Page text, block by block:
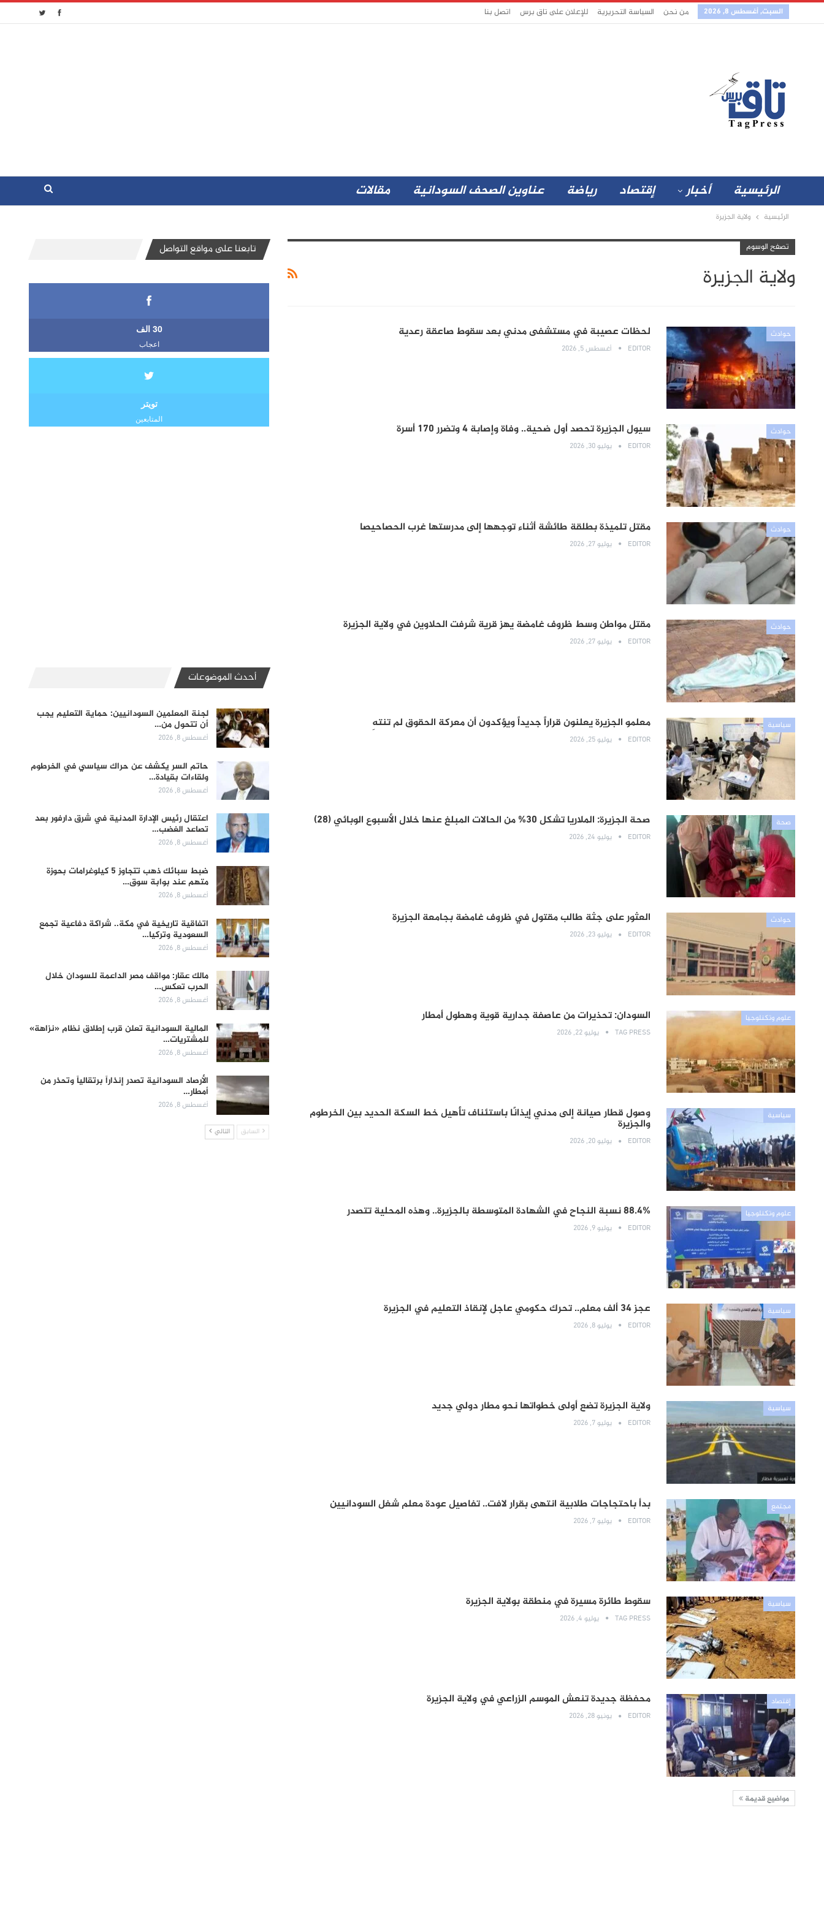
السبت, أغسطس 8, 2026 من نحن السياسة التحريرية للإعلان على تاق برس اتصل بنا
الرئيسية أخبار إقتصاد رياضة عناوين الصحف السودانية مقالات
الرئيسية ولاية الجزيرة
تصفح الوسوم
ولاية الجزيرة
حوادث لحظات عصيبة في مستشفى مدني بعد سقوط صاعقة رعدية
EDITOR أغسطس 5, 2026
حوادث سيول الجزيرة تحصد أول ضحية.. وفاة وإصابة 4 وتضرر 170 أسرة
EDITOR يوليو 30, 2026
حوادث مقتل تلميذة بطلقة طائشة أثناء توجهها إلى مدرستها غرب الحصاحيصا
EDITOR يوليو 27, 2026
حوادث مقتل مواطن وسط ظروف غامضة يهز قرية شرفت الحلاوين في ولاية الجزيرة
EDITOR يوليو 27, 2026
سياسية معلمو الجزيرة يعلنون قراراً جديداً ويؤكدون أن معركة الحقوق لم تنتهِ
EDITOR يوليو 25, 2026
صحة صحة الجزيرة: الملاريا تشكل 30% من الحالات المبلغ عنها خلال الأسبوع الوبائي (28)
EDITOR يوليو 24, 2026
حوادث العثور على جثة طالب مقتول في ظروف غامضة بجامعة الجزيرة
EDITOR يوليو 23, 2026
علوم وتكنلوجيا السودان: تحذيرات من عاصفة جدارية قوية وهطول أمطار
TAG PRESS يوليو 22, 2026
سياسية وصول قطار صيانة إلى مدني إيذانًا باستئناف تأهيل خط السكة الحديد بين الخرطوم
والجزيرة
EDITOR يوليو 20, 2026
علوم وتكنلوجيا 88.4% نسبة النجاح في الشهادة المتوسطة بالجزيرة.. وهذه المحلية تتصدر
EDITOR يوليو 9, 2026
سياسية عجز 34 ألف معلم.. تحرك حكومي عاجل لإنقاذ التعليم في الجزيرة
EDITOR يوليو 8, 2026
سياسية ولاية الجزيرة تضع أولى خطواتها نحو مطار دولي جديد
EDITOR يوليو 7, 2026
مجتمع بدأ باحتجاجات طلابية انتهى بقرار لافت.. تفاصيل عودة معلم شغل السودانيين
EDITOR يوليو 7, 2026
سياسية سقوط طائرة مسيرة في منطقة بولاية الجزيرة
TAG PRESS يوليو 4, 2026
إقتصاد محفظة جديدة تنعش الموسم الزراعي في ولاية الجزيرة
EDITOR يونيو 28, 2026
مواضيع قديمة
تابعنا على مواقع التواصل
30 الف
اعجاب
تويتر
المتابعين
أحدث الموضوعات
لجنة المعلمين السودانيين: حماية التعليم يجب
أن تتحول من…
أغسطس 8, 2026
حاتم السر يكشف عن حراك سياسي في الخرطوم
ولقاءات بقيادة…
أغسطس 8, 2026
اعتقال رئيس الإدارة المدنية في شرق دارفور بعد
تصاعد الغضب…
أغسطس 8, 2026
ضبط سبائك ذهب تتجاوز 5 كيلوغرامات بحوزة
متهم عند بوابة سوق…
أغسطس 8, 2026
اتفاقية تاريخية في مكة.. شراكة دفاعية تجمع
السعودية وتركيا…
أغسطس 8, 2026
مالك عقار: مواقف مصر الداعمة للسودان خلال
الحرب تعكس…
أغسطس 8, 2026
المالية السودانية تعلن قرب إطلاق نظام «نزاهة»
للمشتريات…
أغسطس 8, 2026
الأرصاد السودانية تصدر إنذاراً برتقالياً وتحذر من
أمطار…
أغسطس 8, 2026
السابق التالي